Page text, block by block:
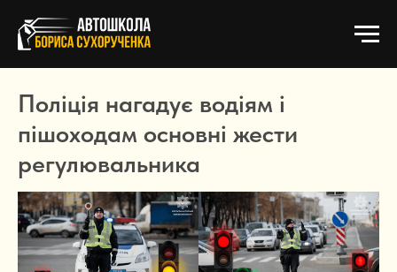
Поліція нагадує водіям і
пішоходам основні жести
регулювальника